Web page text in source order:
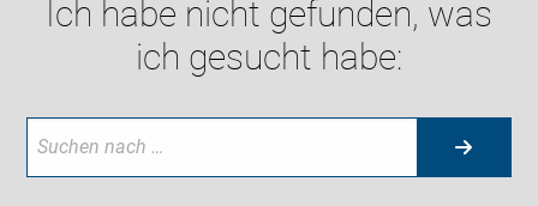
Ich habe nicht gefunden, was
ich gesucht habe: